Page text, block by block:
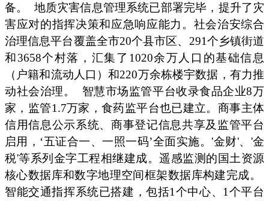
备。
地质灾害信息管理系统已部署完毕，提升了灾
害应对的指挥决策和应急响应能力。社会治安综合
治理信息平台覆盖全市20个县市区、291个乡镇街道
和3658个村落，汇集了1020余万人口的基础信息
（户籍和流动人口）和220万余栋楼宇数据，有力推
动社会治理。
智慧市场监管平台收录食品企业8万
家，监管1.7万家，食药监平台也已建立。商事主体
信用信息公示系统、商事登记信息共享及监管平台
启用，‘五证合一、一照一码’全面实施。'金财'、'金
税'等系列金字工程相继建成。遥感监测的国土资源
核心数据库和数字地理空间框架数据库构建完成。
智能交通指挥系统已搭建，包括1个中心、1个平台